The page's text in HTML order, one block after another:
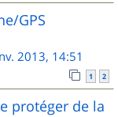
GPS
2013, 14:51
1 2
protéger de la